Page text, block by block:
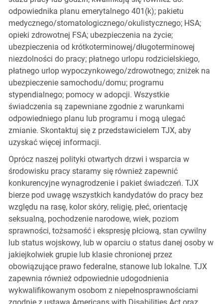
odpowiednika planu emerytalnego 401(k); pakietu
medycznego/stomatologicznego/okulistycznego; HSA;
opieki zdrowotnej FSA; ubezpieczenia na życie;
ubezpieczenia od krótkoterminowej/długoterminowej
niezdolności do pracy; płatnego urlopu rodzicielskiego,
płatnego urlop wypoczynkowego/zdrowotnego; zniżek na
ubezpieczenie samochodu/domu; programu
stypendialnego; pomocy w adopcji. Wszystkie
świadczenia są zapewniane zgodnie z warunkami
odpowiedniego planu lub programu i mogą ulegać
zmianie. Skontaktuj się z przedstawicielem TJX, aby
uzyskać więcej informacji.
Oprócz naszej polityki otwartych drzwi i wsparcia w
środowisku pracy staramy się również zapewnić
konkurencyjne wynagrodzenie i pakiet świadczeń. TJX
bierze pod uwagę wszystkich kandydatów do pracy bez
względu na rasę, kolor skóry, religię, płeć, orientację
seksualną, pochodzenie narodowe, wiek, poziom
sprawności, tożsamość i ekspresję płciową, stan cywilny
lub status wojskowy, lub w oparciu o status danej osoby w
jakiejkolwiek grupie lub klasie chronionej przez
obowiązujące prawo federalne, stanowe lub lokalne. TJX
zapewnia również odpowiednie udogodnienia
wykwalifikowanym osobom z niepełnosprawnościami
zgodnie z ustawą Americans with Disabilities Act oraz